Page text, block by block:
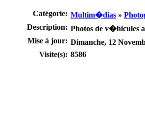
Catégorie: Multim�dias »
Description: Photos de v�hicules
Mise à jour: Dimanche, 12
Visite(s): 8586